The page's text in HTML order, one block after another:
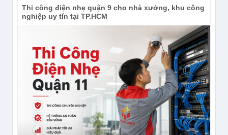
Subscribe Kênh
YouTube:https://www.youtube.com/channel/
Thi công điện nhẹ quận 9 cho nhà xưởng, khu công
nghiệp uy tín tại TP.HCM